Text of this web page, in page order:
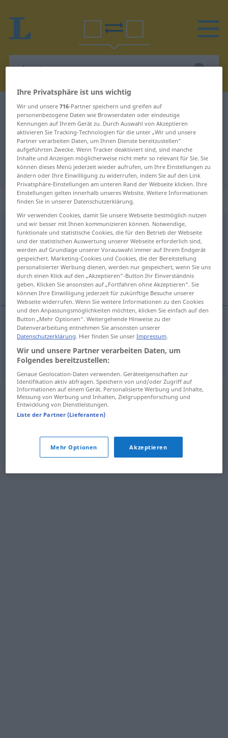
Spanisch-Deutsch Wörterbuch chupito
Spanisch-Deutsch Übersetzung für
"chupito"
"chupito" Deutsch Übersetzung
„chupito“: masculino
chupito [tʃuˈpito]m FAM
Übersicht aller Übersetzungen
(Für mehr Details die Übersetzung anklicken/antippen)
Schnäpschen, Schlückchen
Schlückchenn(Alkohol) chupito
Schnäpschenn chupitode aguardiente
Ihre Privatsphäre ist uns wichtig
Wir und unsere716-Partner speichern und greifen auf
personenbezogene Daten wie Browserdaten oder eindeutige
Kennungen auf Ihrem Gerät zu. Durch Auswahl von Akzeptieren
aktivieren Sie Tracking-Technologien für die unter „Wir und unsere
Partner verarbeiten Daten, um Ihnen Dienste bereitzustellen“
aufgeführten Zwecke. Wenn Tracker deaktiviert sind, sind manche
Inhalte und Anzeigen möglicherweise nicht mehr so relevant für Sie. Sie
können dieses Menü jederzeit wieder aufrufen, um Ihre Einstellungen zu
ändern oder Ihre Einwilligung zu widerrufen, indem Sie auf den Link
Privatsphäre-Einstellungen am unteren Rand der Webseite klicken. Ihre
Einstellungen gelten innerhalb unseres Website. Weitere Informationen
finden Sie in unserer Datenschutzerklärung.
Wir verwenden Cookies, damit Sie unsere Webseite bestmöglich nutzen
und wir besser mit Ihnen kommunizieren können. Notwendige,
funktionale und statistische Cookies, die für den Betrieb der Webseite
und der statistischen Auswertung unserer Webseite erforderlich sind,
werden auf Grundlage unserer Vorauswahl immer auf Ihrem Endgerät
gespeichert. Marketing-Cookies und Cookies, die der Bereitstellung
personalisierter Werbung dienen, werden nur gespeichert, wenn Sie uns
durch einen Klick auf den „Akzeptieren“-Button Ihr Einverständnis
geben. Klicken Sie ansonsten auf „Fortfahren ohne Akzeptieren“. Sie
können Ihre Einwilligung jederzeit für zukünftige Besuche unserer
Webseite widerrufen. Wenn Sie weitere Informationen zu den Cookies
und den Anpassungsmöglichkeiten möchten, klicken Sie einfach auf den
Button „Mehr Optionen“. Weitergehende Hinweise zu der
Datenverarbeitung entnehmen Sie ansonsten unserer
Datenschutzerklärung. Hier finden Sie unserImpressum.
Wir und unsere Partner verarbeiten Daten, um
Folgendes bereitzustellen:
Genaue Geolocation-Daten verwenden. Geräteeigenschaften zur
Identifikation aktiv abfragen. Speichern von und/oder Zugriff auf
Informationen auf einem Gerät. Personalisierte Werbung und Inhalte,
Messung von Werbung und Inhalten, Zielgruppenforschung und
Entwicklung von Dienstleistungen.
Liste der Partner (Lieferanten)
Mehr Optionen Akzeptieren